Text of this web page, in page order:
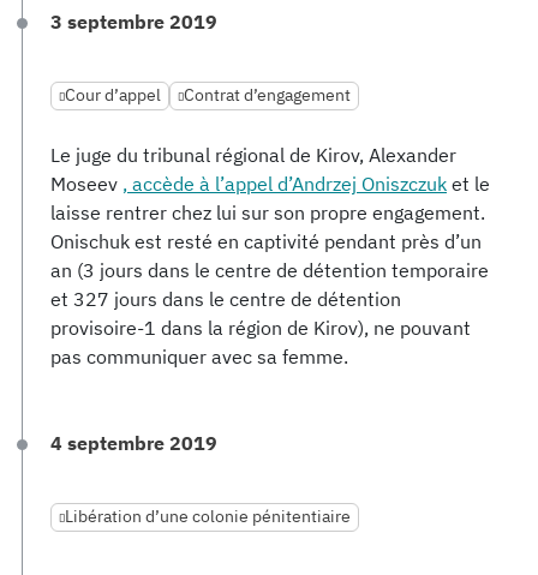
3 septembre 2019
Cour d’appel Contrat d’engagement
Le juge du tribunal régional de Kirov, Alexander
Moseev , accède à l’appel d’Andrzej Oniszczuk et le
laisse rentrer chez lui sur son propre engagement.
Onischuk est resté en captivité pendant près d’un
an (3 jours dans le centre de détention temporaire
et 327 jours dans le centre de détention
provisoire-1 dans la région de Kirov), ne pouvant
pas communiquer avec sa femme.
4 septembre 2019
Libération d’une colonie pénitentiaire